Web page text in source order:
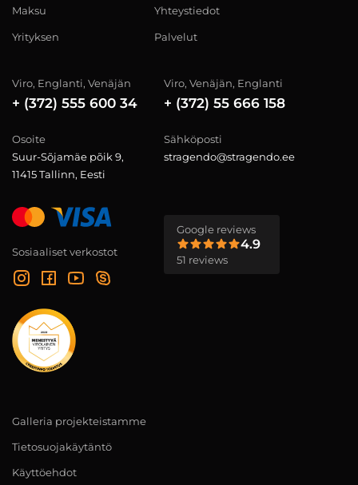
Maksu
Yrityksen
Yhteystiedot
Palvelut
Viro, Englanti, Venäjän
+ (372) 555 600 34
Viro, Venäjän, Englanti
+ (372) 55 666 158
Osoite
Suur-Sõjamäe põik 9,
11415 Tallinn, Eesti
Sähköposti
stragendo@stragendo.ee
Sosiaaliset verkostot
Google reviews
4.9
51 reviews
Galleria projekteistamme
Tietosuojakäytäntö
Käyttöehdot